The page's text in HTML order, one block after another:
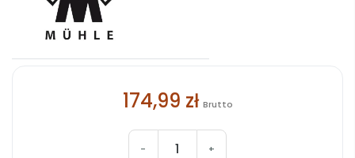
174,99 zł Brutto
- +